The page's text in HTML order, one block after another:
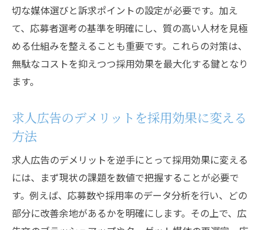
切な媒体選びと訴求ポイントの設定が必要です。加え
て、応募者選考の基準を明確にし、質の高い人材を見極
める仕組みを整えることも重要です。これらの対策は、
無駄なコストを抑えつつ採用効果を最大化する鍵となり
ます。
求人広告のデメリットを採用効果に変える
方法
求人広告のデメリットを逆手にとって採用効果に変える
には、まず現状の課題を数値で把握することが必要で
す。例えば、応募数や採用率のデータ分析を行い、どの
部分に改善余地があるかを明確にします。その上で、広